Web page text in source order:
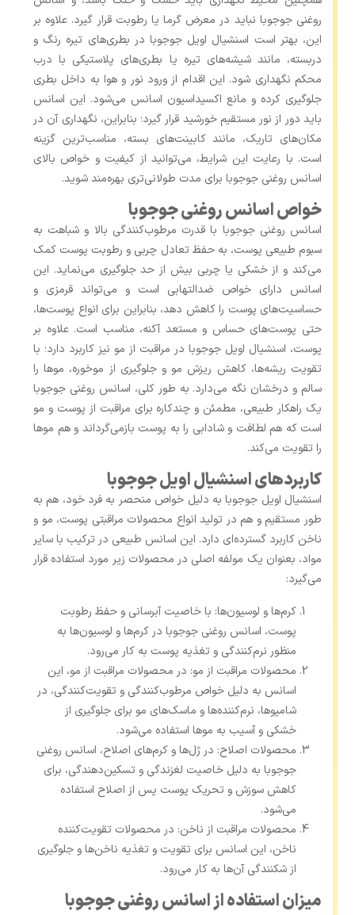
روغنی جوجوبا نباید در معرض گرما یا رطوبت قرار گیرد. علاوه بر
این، بهتر است اسنشیال اویل جوجوبا در بطری‌های تیره ‌رنگ و
دربسته، مانند شیشه‌های تیره یا بطری‌های پلاستیکی با درب
محکم نگهداری شود. این اقدام از ورود نور و هوا به داخل بطری
جلوگیری کرده و مانع اکسیداسیون اسانس می‌شود. این اسانس
باید دور از نور مستقیم خورشید قرار گیرد؛ بنابراین، نگهداری آن در
مکان‌های تاریک، مانند کابینت‌های بسته، مناسب‌ترین گزینه
است. با رعایت این شرایط، می‌توانید از کیفیت و خواص بالای
اسانس روغنی جوجوبا برای مدت طولانی‌تری بهره‌مند شوید.
خواص اسانس روغنی جوجوبا
اسانس روغنی جوجوبا با قدرت مرطوب‌کنندگی بالا و شباهت به
سبوم طبیعی پوست، به حفظ تعادل چربی و رطوبت پوست کمک
می‌کند و از خشکی یا چربی بیش از حد جلوگیری می‌نماید. این
اسانس دارای خواص ضدالتهابی است و می‌تواند قرمزی و
حساسیت‌های پوست را کاهش دهد، بنابراین برای انواع پوست‌ها،
حتی پوست‌های حساس و مستعد آکنه، مناسب است. علاوه بر
پوست، اسنشیال اویل جوجوبا در مراقبت از مو نیز کاربرد دارد؛ با
تقویت ریشه‌ها، کاهش ریزش مو و جلوگیری از موخوره، موها را
سالم و درخشان نگه می‌دارد. به طور کلی، اسانس روغنی جوجوبا
یک راهکار طبیعی، مطمئن و چندکاره برای مراقبت از پوست و مو
است که هم لطافت و شادابی را به پوست بازمی‌گرداند و هم موها
را تقویت می‌کند.
کاربردهای اسنشیال اویل جوجوبا
اسنشیال اویل جوجوبا به دلیل خواص منحصر به فرد خود، هم به
طور مستقیم و هم در تولید انواع محصولات مراقبتی پوست، مو و
ناخن کاربرد گسترده‌ای دارد. این اسانس طبیعی در ترکیب با سایر
مواد، بعنوان یک مولفه اصلی در محصولات زیر مورد استفاده قرار
می‌گیرد:
کرم‌ها و لوسیون‌ها: با خاصیت آبرسانی و حفظ رطوبت
پوست، اسانس روغنی جوجوبا در کرم‌ها و لوسیون‌ها به
منظور نرم‌کنندگی و تغذیه پوست به ‌کار می‌رود.
محصولات مراقبت از مو: در محصولات مراقبت از مو، این
اسانس به دلیل خواص مرطوب‌کنندگی و تقویت‌کنندگی، در
شامپوها، نرم‌کننده‌ها و ماسک‌های مو برای جلوگیری از
خشکی و آسیب به موها استفاده می‌شود.
محصولات اصلاح: در ژل‌ها و کرم‌های اصلاح، اسانس روغنی
جوجوبا به دلیل خاصیت لغزندگی و تسکین‌دهندگی، برای
کاهش سوزش و تحریک پوست پس از اصلاح استفاده
می‌شود.
محصولات مراقبت از ناخن: در محصولات تقویت‌کننده
ناخن، این اسانس برای تقویت و تغذیه ناخن‌ها و جلوگیری
از شکنندگی آن‌ها به کار می‌رود.
میزان استفاده از اسانس روغنی جوجوبا